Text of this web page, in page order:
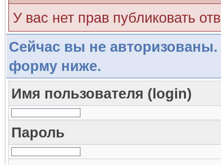
У вас нет прав публиковать
Сейчас вы не авторизованы.
форму ниже.
Имя пользователя (login)
Пароль